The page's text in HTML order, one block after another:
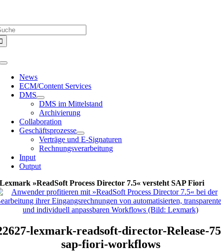
springen
Toggle
Navigation
News
ECM/Content Services
DMS
DMS im Mittelstand
Archivierung
Collaboration
Geschäftsprozesse
Verträge und E-Signaturen
Rechnungsverarbeitung
Input
Output
Lexmark »ReadSoft Process Director 7.5« versteht SAP Fiori
lexmark-readsoft-director-Release-
sap-fiori-workflows